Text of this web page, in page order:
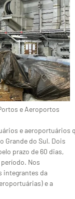
e Aeroportos
e aeroportuários
Grande do Sul. Dois
prazo de 60 dias,
Nos
integrantes da
e a